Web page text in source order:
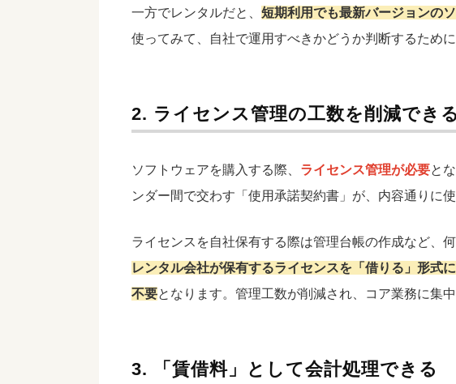
一方でレンタルだと、 短期利用でも最新バージョンの
使ってみて、自社で運用すべきかどうか判断するため
2. ライセンス管理の工数を削減できる
ソフトウェアを購入する際、 ライセンス管理が必要と
ンダー間で交わす「使用承諾契約書」が、内容通りに
ライセンスを自社保有する際は管理台帳の作成など、
レンタル会社が保有するライセンスを「借りる」形式
不要となります。管理工数が削減され、コア業務に集
3. 「賃借料」として会計処理できる